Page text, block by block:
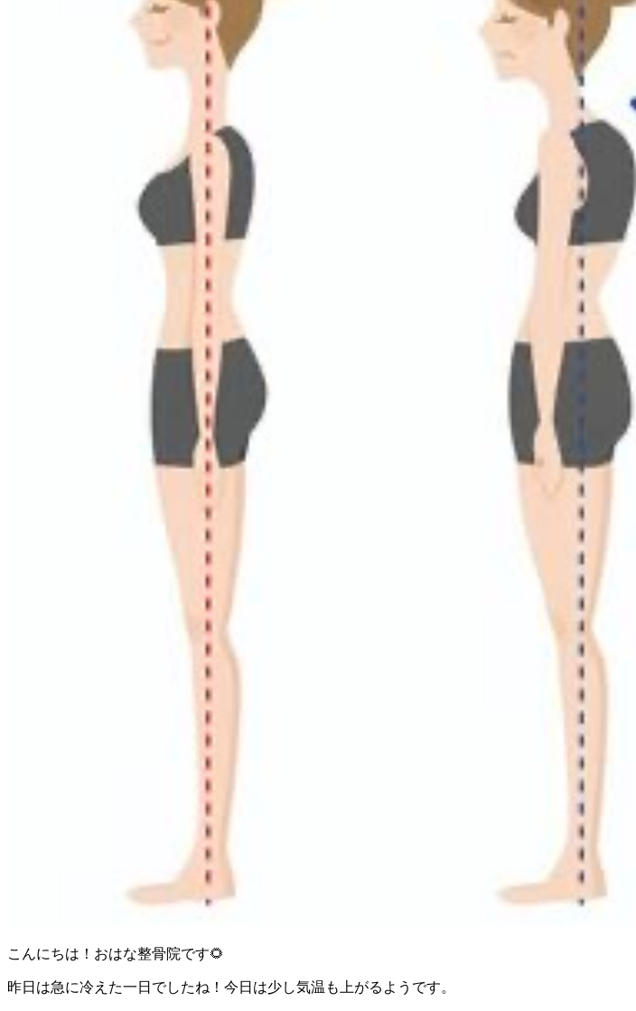
こんにちは！おはな整骨院です🌻
昨日は急に冷えた一日でしたね！今日は少し気温も上がるようです。